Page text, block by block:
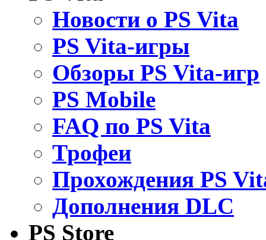
Новости о PS Vita
PS Vita-игры
Обзоры PS Vita-игр
PS Mobile
FAQ по PS Vita
Трофеи
Прохождения PS
Дополнения DLC
PS Store